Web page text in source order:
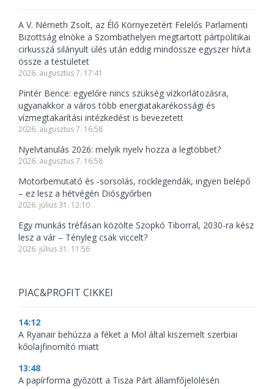
A V. Németh Zsolt, az Élő Környezetért Felelős Parlamenti
Bizottság elnöke a Szombathelyen megtartott pártpolitikai
cirkusszá silányult ülés után eddig mindössze egyszer hívta
össze a testületet
2026. augusztus 7. 17:41
Pintér Bence: egyelőre nincs szükség vízkorlátozásra,
ugyanakkor a város több energiatakarékossági és
vízmegtakarítási intézkedést is bevezetett
2026. augusztus 7. 16:58
Nyelvtanulás 2026: melyik nyelv hozza a legtöbbet?
2026. augusztus 7. 16:58
Motorbemutató és -sorsolás, rocklegendák, ingyen belépő
– ez lesz a hétvégén Diósgyőrben
2026. július 31. 12:10
Egy munkás tréfásan közölte Szopkó Tiborral, 2030-ra kész
lesz a vár – Tényleg csak viccelt?
2026. július 31. 11:56
PIAC&PROFIT CIKKEI
14:12
A Ryanair behúzza a féket a Mol által kiszemelt szerbiai
kőolajfinomító miatt
13:48
A papírforma győzött a Tisza Párt államfőjelölésén